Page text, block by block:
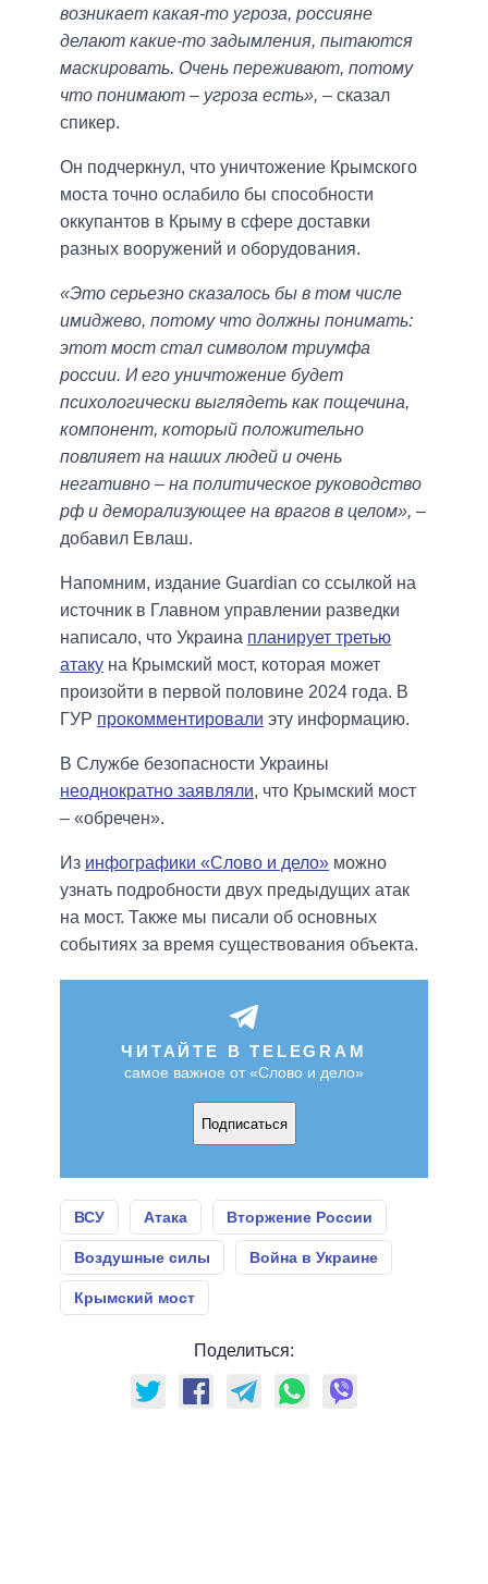
возникает какая-то угроза, россияне
делают какие-то задымления, пытаются
маскировать. Очень переживают, потому
что понимают – угроза есть», – сказал
спикер.
Он подчеркнул, что уничтожение Крымского
моста точно ослабило бы способности
оккупантов в Крыму в сфере доставки
разных вооружений и оборудования.
«Это серьезно сказалось бы в том числе
имиджево, потому что должны понимать:
этот мост стал символом триумфа
россии. И его уничтожение будет
психологически выглядеть как пощечина,
компонент, который положительно
повлияет на наших людей и очень
негативно – на политическое руководство
рф и деморализующее на врагов в целом», –
добавил Евлаш.
Напомним, издание Guardian со ссылкой на
источник в Главном управлении разведки
написало, что Украина планирует третью
атаку на Крымский мост, которая может
произойти в первой половине 2024 года. В
ГУР прокомментировали эту информацию.
В Службе безопасности Украины
неоднократно заявляли, что Крымский мост
– «обречен».
Из инфографики «Слово и дело» можно
узнать подробности двух предыдущих атак
на мост. Также мы писали об основных
событиях за время существования объекта.
ЧИТАЙТЕ В TELEGRAM
самое важное от «Слово и дело»
Подписаться
ВСУ Атака Вторжение России
Воздушные силы Война в Украине
Крымский мост
Поделиться: